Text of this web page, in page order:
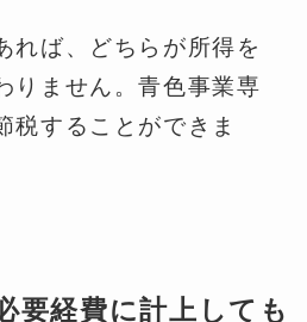
れば、どちらが所得を
りません。青色事業専
税することができま
要経費に計上しても